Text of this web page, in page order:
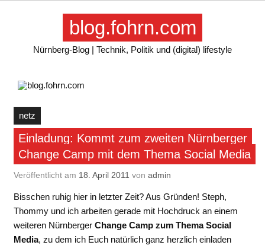
Skip
blog.fohrn.com
Nürnberg-Blog | Technik, Politik und (digital) lifestyle
netz
Einladung: Kommt zum zweiten Nürnberger
Change Camp mit dem Thema Social Media
Veröffentlicht am 18. April 2011 von admin
Bisschen ruhig hier in letzter Zeit? Aus Gründen! Steph,
Thommy und ich arbeiten gerade mit Hochdruck an einem
weiteren Nürnberger Change Camp zum Thema Social
Media, zu dem ich Euch natürlich ganz herzlich einladen